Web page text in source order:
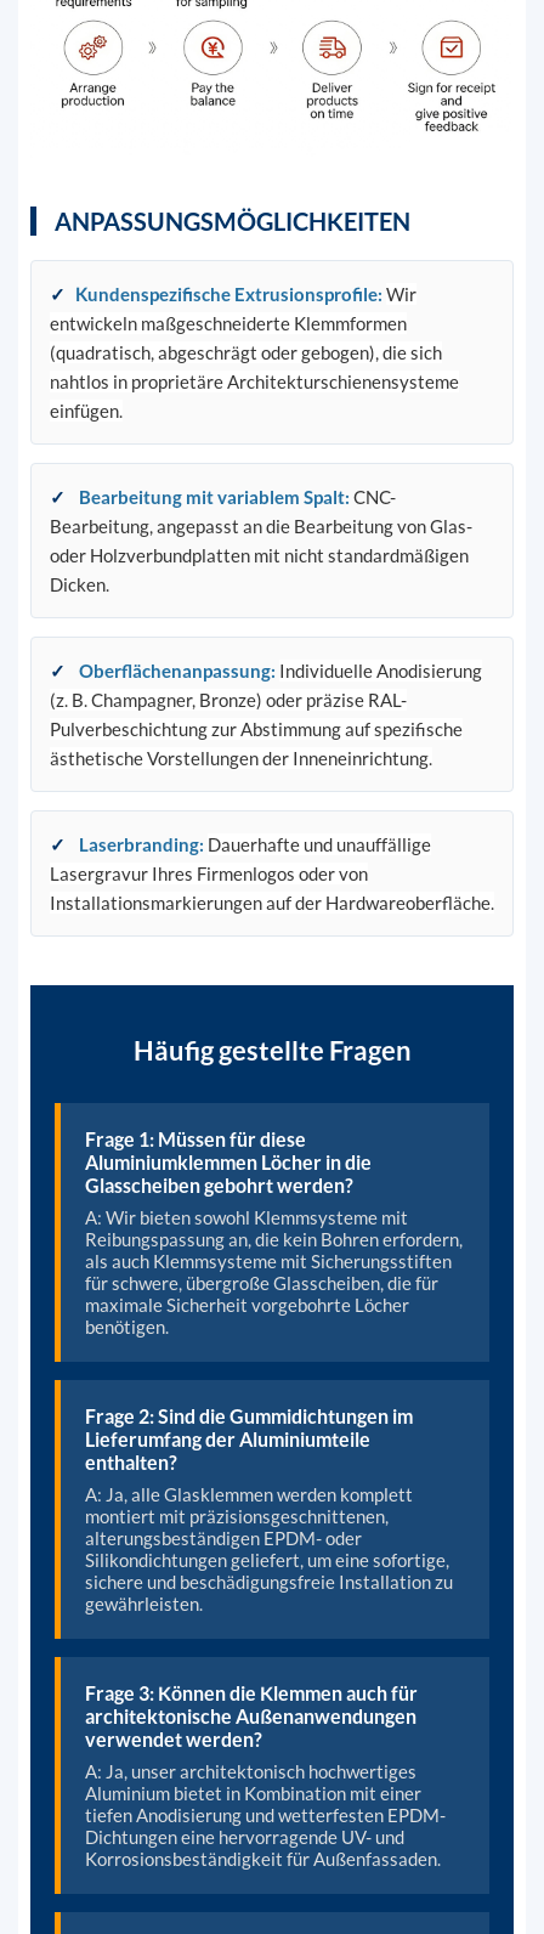
ANPASSUNGSMÖGLICHKEITEN
✓ Kundenspezifische Extrusionsprofile: Wir
entwickeln maßgeschneiderte Klemmformen
(quadratisch, abgeschrägt oder gebogen), die sich
nahtlos in proprietäre Architekturschienensysteme
einfügen.
✓ Bearbeitung mit variablem Spalt: CNC-
Bearbeitung, angepasst an die Bearbeitung von Glas-
oder Holzverbundplatten mit nicht standardmäßigen
Dicken.
✓ Oberflächenanpassung: Individuelle Anodisierung
(z. B. Champagner, Bronze) oder präzise RAL-
Pulverbeschichtung zur Abstimmung auf spezifische
ästhetische Vorstellungen der Inneneinrichtung.
✓ Laserbranding: Dauerhafte und unauffällige
Lasergravur Ihres Firmenlogos oder von
Installationsmarkierungen auf der Hardwareoberfläche.
Häufig gestellte Fragen
Frage 1: Müssen für diese
Aluminiumklemmen Löcher in die
Glasscheiben gebohrt werden?
A: Wir bieten sowohl Klemmsysteme mit
Reibungspassung an, die kein Bohren erfordern,
als auch Klemmsysteme mit Sicherungsstiften
für schwere, übergroße Glasscheiben, die für
maximale Sicherheit vorgebohrte Löcher
benötigen.
Frage 2: Sind die Gummidichtungen im
Lieferumfang der Aluminiumteile
enthalten?
A: Ja, alle Glasklemmen werden komplett
montiert mit präzisionsgeschnittenen,
alterungsbeständigen EPDM- oder
Silikondichtungen geliefert, um eine sofortige,
sichere und beschädigungsfreie Installation zu
gewährleisten.
Frage 3: Können die Klemmen auch für
architektonische Außenanwendungen
verwendet werden?
A: Ja, unser architektonisch hochwertiges
Aluminium bietet in Kombination mit einer
tiefen Anodisierung und wetterfesten EPDM-
Dichtungen eine hervorragende UV- und
Korrosionsbeständigkeit für Außenfassaden.